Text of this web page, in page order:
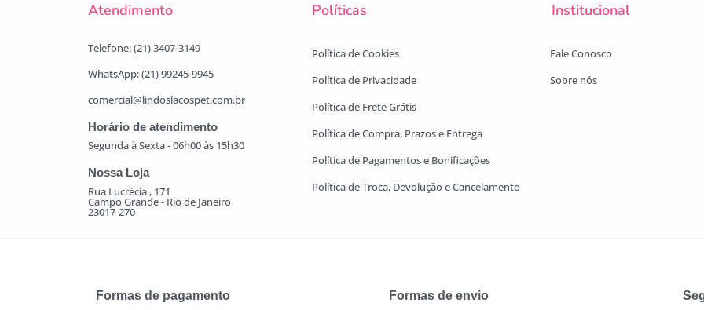
Atendimento Políticas Institucional
Telefone: (21) 3407-3149
WhatsApp: (21) 99245-9945
comercial@lindoslacospet.com.br
Horário de atendimento
Segunda à Sexta - 06h00 às 15h30
Nossa Loja
Rua Lucrécia , 171
Campo Grande - Rio de Janeiro
23017-270
Política de Cookies
Política de Privacidade
Política de Frete Grátis
Política de Compra, Prazos e Entrega
Política de Pagamentos e Bonificações
Política de Troca, Devolução e Cancelamento
Fale Conosco
Sobre nós
Formas de pagamento Formas de envio